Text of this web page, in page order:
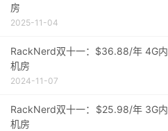
房
2025-11-04
RackNerd双十一：$36.88/年 4G
机房
2024-11-07
RackNerd双十一：$25.98/年 3G
机房